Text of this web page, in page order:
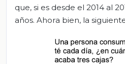
que, si es desde el 2014 al
años. Ahora bien, la